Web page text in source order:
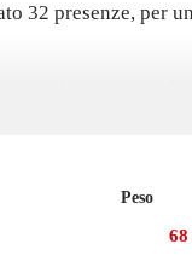
32 presenze, per
gol nonostante
Peso
68